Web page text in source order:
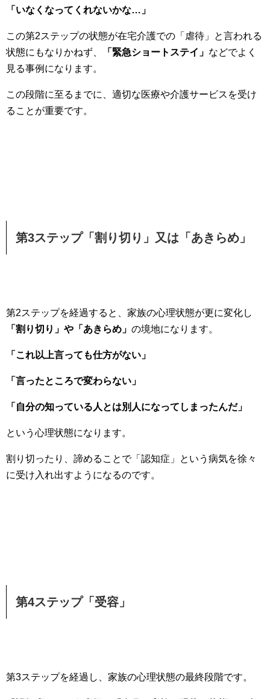
「いなくなってくれないかな…」
この第2ステップの状態が在宅介護での「虐待」と言われる
状態にもなりかねず、
「緊急ショートステイ」 などでよく
見る事例になります。
この段階に至るまでに、適切な医療や介護サービスを受け
ることが重要です。
第3ステップ「割り切り」又は「あきらめ」
第2ステップを経過すると、家族の心理状態が更に変化し
「割り切り」や「あきらめ」 の境地になります。
「これ以上言っても仕方がない」
「言ったところで変わらない」
「自分の知っている人とは別人になってしまったんだ」
という心理状態になります。
割り切ったり、諦めることで「認知症」という病気を徐々
に受け入れ出すようになるのです。
第4ステップ「受容」
第3ステップを経過し、家族の心理状態の最終段階です。